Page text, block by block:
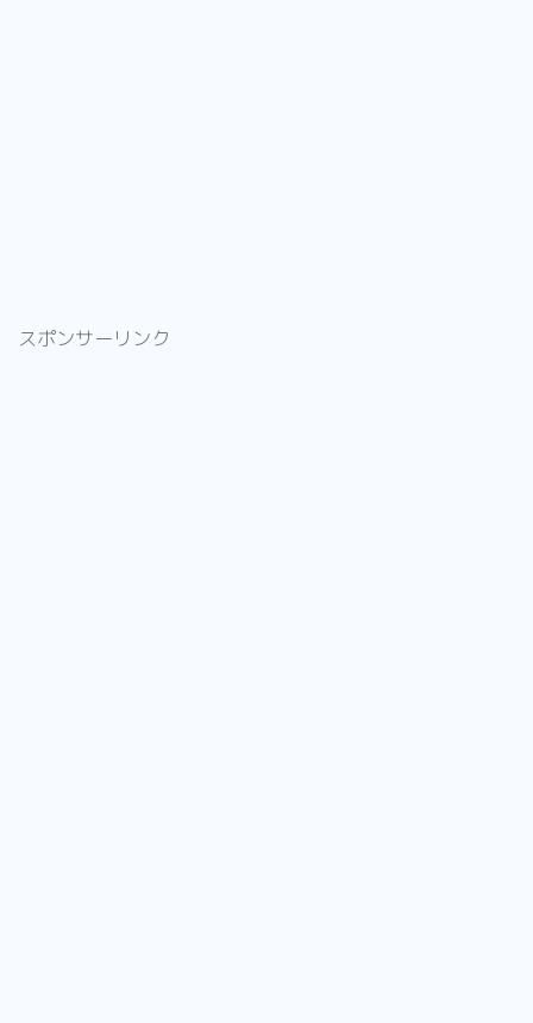
スポンサーリンク